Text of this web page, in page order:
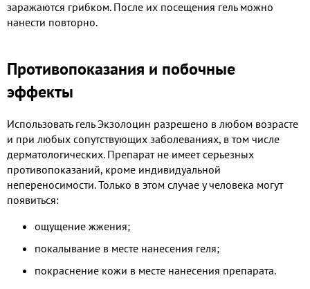
заражаются грибком. После их посещения гель можно
нанести повторно.
Противопоказания и побочные
эффекты
Использовать гель Экзолоцин разрешено в любом возрасте
и при любых сопутствующих заболеваниях, в том числе
дерматологических. Препарат не имеет серьезных
противопоказаний, кроме индивидуальной
непереносимости. Только в этом случае у человека могут
появиться:
ощущение жжения;
покалывание в месте нанесения геля;
покраснение кожи в месте нанесения препарата.